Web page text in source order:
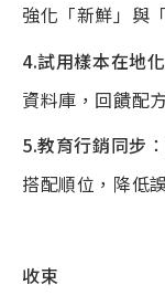
強化「新鮮」與
4.試用樣本在地化
資料庫，回饋配
5.教育行銷同步
搭配順位，降低
收束